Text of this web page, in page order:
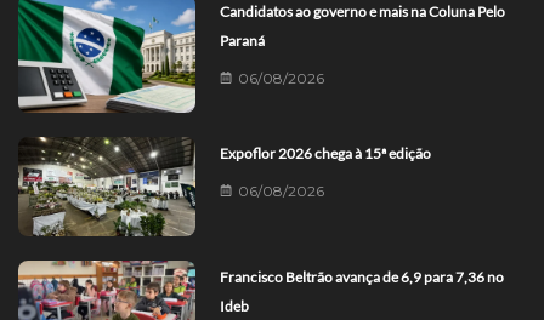
Candidatos ao governo e mais na Coluna Pelo
Paraná
06/08/2026
Expoflor 2026 chega à 15ª edição
06/08/2026
Francisco Beltrão avança de 6,9 para 7,36 no
Ideb